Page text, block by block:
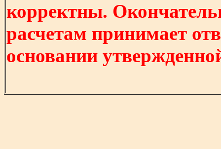
корректны.
расчетам принимает
основании